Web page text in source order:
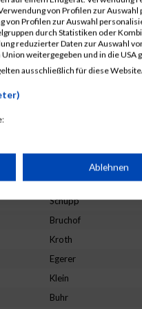
Beck
Krießbach
Laux
Wiederstein
Huschka
Schupp
Bruchof
Kroth
Egerer
Klein
Buhr
von Profilen zur
von Profilen zur Auswahl
durch Statistiken oder
reduzierter Daten zur Auswahl
weitergegeben und in die USA
ausschließlich für diese
auf einem
Auswahl von Werbeanzeigen
personalisierter Werbung
Ablehnen